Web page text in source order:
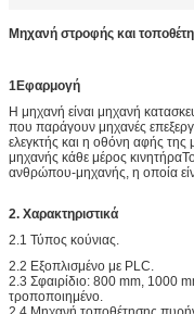
Μηχανή στροφής και
1Εφαρμογή
Η μηχανή είναι μηχανή
που παράγουν μηχανές
ελεγκτής και η οθόνη αφής της
μηχανής κάθε μέρος
ανθρώπου-μηχανής, η οποία
2. Χαρακτηριστικά
2.1 Τύπος κούνιας.
2.2 Εξοπλισμένο με PLC.
2.3 Σφαιρίδιο: 800 mm, 1000
τροποποιημένο.